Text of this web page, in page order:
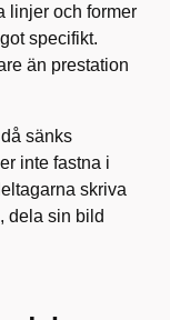
linjer och former
specifikt.
än prestation
sänks
inte fastna i
skriva
dela sin bild